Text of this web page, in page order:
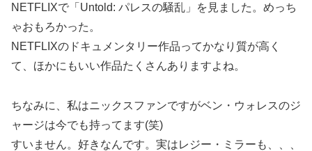
NETFLIXで「Untold: パレスの騒乱」を見ました。めっち
ゃおもろかった。
NETFLIXのドキュメンタリー作品ってかなり質が高く
て、ほかにもいい作品たくさんありますよね。
ちなみに、私はニックスファンですがベン・ウォレスのジ
ャージは今でも持ってます(笑)
すいません。好きなんです。実はレジー・ミラーも、、、